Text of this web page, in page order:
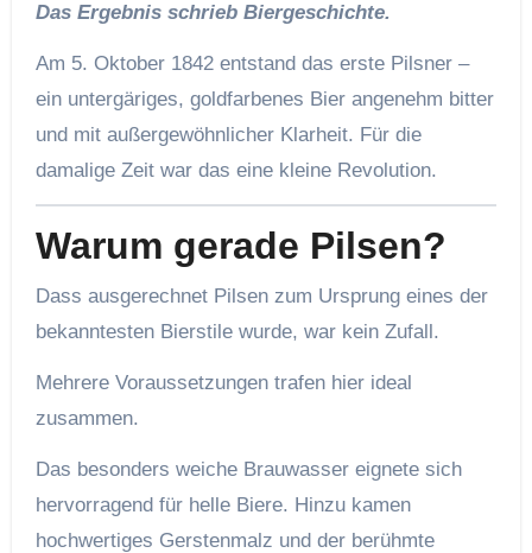
Das Ergebnis schrieb Biergeschichte.
Am 5. Oktober 1842 entstand das erste Pilsner –
ein untergäriges, goldfarbenes Bier angenehm bitter
und mit außergewöhnlicher Klarheit. Für die
damalige Zeit war das eine kleine Revolution.
Warum gerade Pilsen?
Dass ausgerechnet Pilsen zum Ursprung eines der
bekanntesten Bierstile wurde, war kein Zufall.
Mehrere Voraussetzungen trafen hier ideal
zusammen.
Das besonders weiche Brauwasser eignete sich
hervorragend für helle Biere. Hinzu kamen
hochwertiges Gerstenmalz und der berühmte